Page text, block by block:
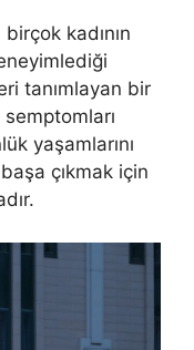
kadının
tanımlayan bir
yaşamlarını
çıkmak için